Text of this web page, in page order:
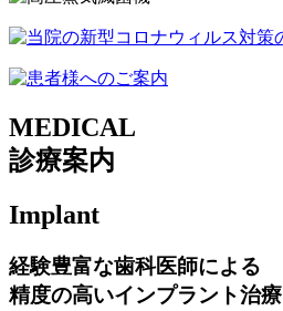
MEDICAL
診療案内
Implant
経験豊富な歯科医師による
精度の高いインプラント治療